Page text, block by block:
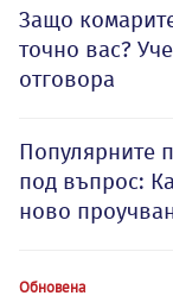
Защо
точно вас?
отговора
Популярните
под въпрос:
ново
Обновена